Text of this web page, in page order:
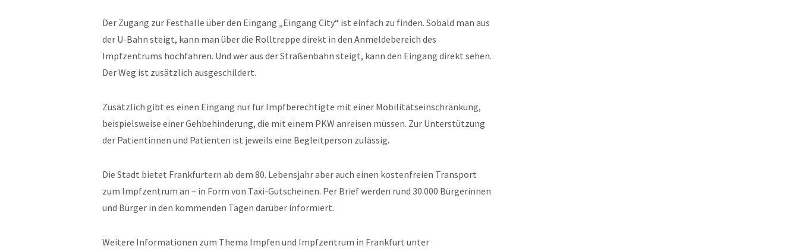
Der Zugang zur Festhalle über den Eingang „Eingang City“ ist einfach zu finden. Sobald man aus
der U-Bahn steigt, kann man über die Rolltreppe direkt in den Anmeldebereich des
Impfzentrums hochfahren. Und wer aus der Straßenbahn steigt, kann den Eingang direkt sehen.
Der Weg ist zusätzlich ausgeschildert.
Zusätzlich gibt es einen Eingang nur für Impfberechtigte mit einer Mobilitätseinschränkung,
beispielsweise einer Gehbehinderung, die mit einem PKW anreisen müssen. Zur Unterstützung
der Patientinnen und Patienten ist jeweils eine Begleitperson zulässig.
Die Stadt bietet Frankfurtern ab dem 80. Lebensjahr aber auch einen kostenfreien Transport
zum Impfzentrum an – in Form von Taxi-Gutscheinen. Per Brief werden rund 30.000 Bürgerinnen
und Bürger in den kommenden Tagen darüber informiert.
Weitere Informationen zum Thema Impfen und Impfzentrum in Frankfurt unter